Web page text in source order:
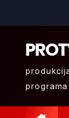
programa